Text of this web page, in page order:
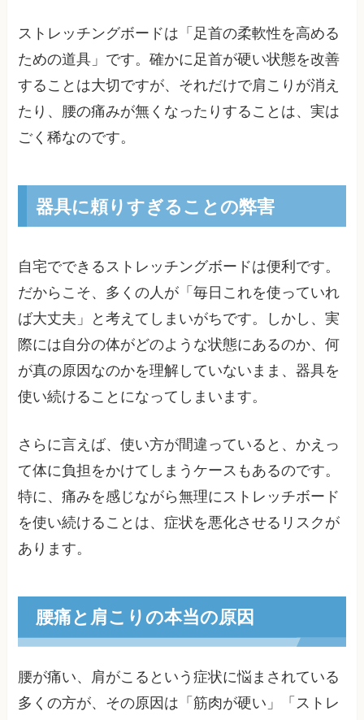
ストレッチングボードは「足首の柔軟性を高める
ための道具」です。確かに足首が硬い状態を改善
することは大切ですが、それだけで肩こりが消え
たり、腰の痛みが無くなったりすることは、実は
ごく稀なのです。
器具に頼りすぎることの弊害
自宅でできるストレッチングボードは便利です。
だからこそ、多くの人が「毎日これを使っていれ
ば大丈夫」と考えてしまいがちです。しかし、実
際には自分の体がどのような状態にあるのか、何
が真の原因なのかを理解していないまま、器具を
使い続けることになってしまいます。
さらに言えば、使い方が間違っていると、かえっ
て体に負担をかけてしまうケースもあるのです。
特に、痛みを感じながら無理にストレッチボード
を使い続けることは、症状を悪化させるリスクが
あります。
腰痛と肩こりの本当の原因
腰が痛い、肩がこるという症状に悩まされている
多くの方が、その原因は「筋肉が硬い」「ストレ